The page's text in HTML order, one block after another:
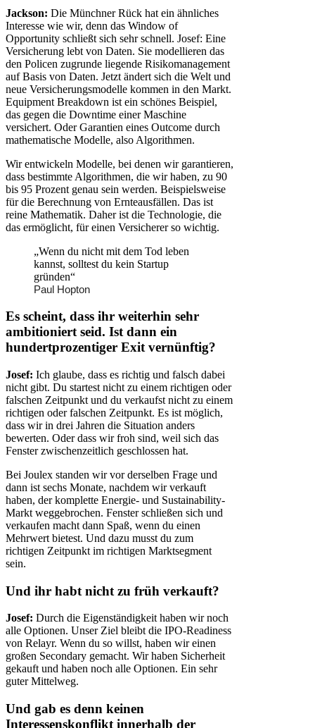
Jackson: Die Münchner Rück hat ein ähnliches
Interesse wie wir, denn das Window of
Opportunity schließt sich sehr schnell. Josef: Eine
Versicherung lebt von Daten. Sie modellieren das
den Policen zugrunde liegende Risikomanagement
auf Basis von Daten. Jetzt ändert sich die Welt und
neue Versicherungsmodelle kommen in den Markt.
Equipment Breakdown ist ein schönes Beispiel,
das gegen die Downtime einer Maschine
versichert. Oder Garantien eines Outcome durch
mathematische Modelle, also Algorithmen.
Wir entwickeln Modelle, bei denen wir garantieren,
dass bestimmte Algorithmen, die wir haben, zu 90
bis 95 Prozent genau sein werden. Beispielsweise
für die Berechnung von Ernteausfällen. Das ist
reine Mathematik. Daher ist die Technologie, die
das ermöglicht, für einen Versicherer so wichtig.
„Wenn du nicht mit dem Tod leben
kannst, solltest du kein Startup
gründen“
Paul Hopton
Es scheint, dass ihr weiterhin sehr
ambitioniert seid. Ist dann ein
hundertprozentiger Exit vernünftig?
Josef: Ich glaube, dass es richtig und falsch dabei
nicht gibt. Du startest nicht zu einem richtigen oder
falschen Zeitpunkt und du verkaufst nicht zu einem
richtigen oder falschen Zeitpunkt. Es ist möglich,
dass wir in drei Jahren die Situation anders
bewerten. Oder dass wir froh sind, weil sich das
Fenster zwischenzeitlich geschlossen hat.
Bei Joulex standen wir vor derselben Frage und
dann ist sechs Monate, nachdem wir verkauft
haben, der komplette Energie- und Sustainability-
Markt weggebrochen. Fenster schließen sich und
verkaufen macht dann Spaß, wenn du einen
Mehrwert bietest. Und dazu musst du zum
richtigen Zeitpunkt im richtigen Marktsegment
sein.
Und ihr habt nicht zu früh verkauft?
Josef: Durch die Eigenständigkeit haben wir noch
alle Optionen. Unser Ziel bleibt die IPO-Readiness
von Relayr. Wenn du so willst, haben wir einen
großen Secondary gemacht. Wir haben Sicherheit
gekauft und haben noch alle Optionen. Ein sehr
guter Mittelweg.
Und gab es denn keinen
Interessenskonflikt innerhalb der